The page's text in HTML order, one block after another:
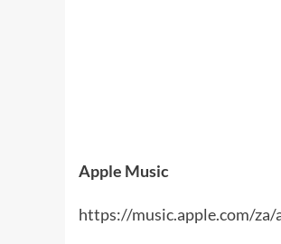
Apple Music
https://music.apple.com/